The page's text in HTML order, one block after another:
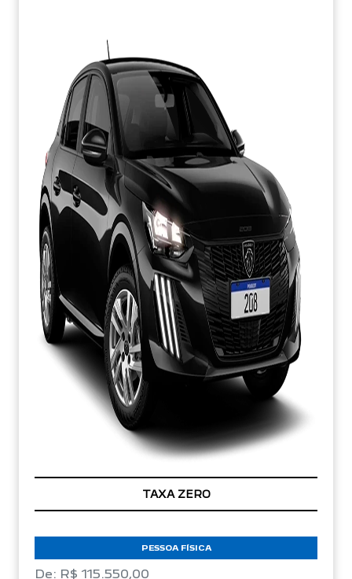
TAXA ZERO
PESSOA FÍSICA
De: R$ 115.550,00